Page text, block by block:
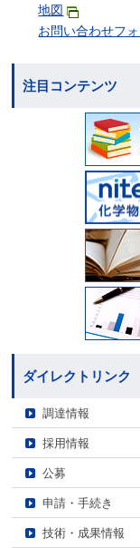
地図
お問い合わせフ
注目コンテンツ
ダイレクトリンク
調達情報
採用情報
公募
申請・手続き
技術・成果情報